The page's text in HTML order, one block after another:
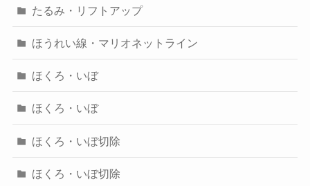
たるみ・リフトアップ
ほうれい線・マリオネットライン
ほくろ・いぼ
ほくろ・いぼ
ほくろ・いぼ切除
ほくろ・いぼ切除